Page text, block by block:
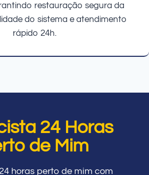
restauração segura da
do sistema e atendimento
rápido 24h.
24 Horas
de Mim
horas perto de mim com